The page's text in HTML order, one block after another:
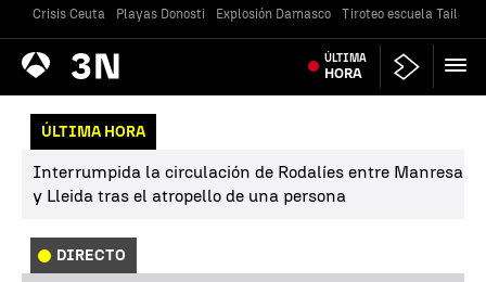
Crisis Ceuta Playas Donosti Explosión Damasco Tiroteo escuela
Antena
3 Noticias ÚLTIMA
HORA
ÚLTIMA HORA
Interrumpida la circulación de Rodalíes entre Manresa
y Lleida tras el atropello de una persona
DIRECTO